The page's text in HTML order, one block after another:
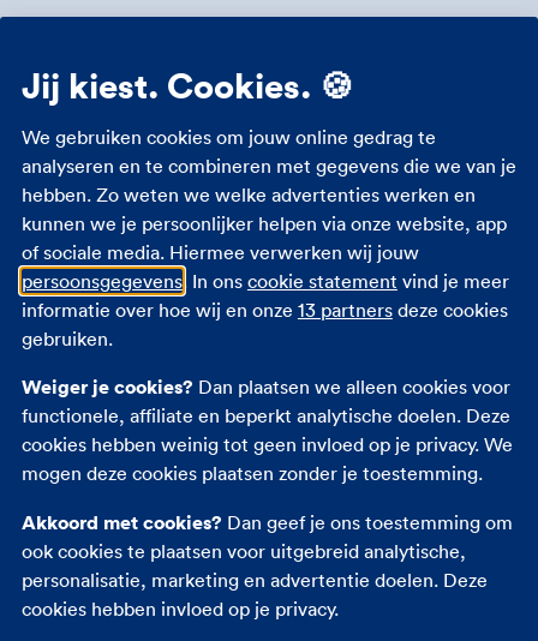
Contact met FBTO
Staat je vraag hier niet tussen? Neem dan contact
met ons op. We helpen je graag.
Spoedeisende hulp nodig?
Bel dan met onze alarmcentrale: +31 (58) 234 56 50
WhatsApp naar 06 82 75 67 58 Meer
Naar alle contactmogelijkheden
Jij kiest. Cookies. 🍪
We gebruiken cookies om jouw online gedrag te
analyseren en te combineren met gegevens die we van je
hebben. Zo weten we welke advertenties werken en
kunnen we je persoonlijker helpen via onze website, app
of sociale media. Hiermee verwerken wij jouw
persoonsgegevens. In ons cookie statement vind je meer
informatie over hoe wij en onze 13 partnersdeze cookies
gebruiken.
Weiger je cookies? Dan plaatsen we alleen cookies voor
functionele, affiliate en beperkt analytische doelen. Deze
cookies hebben weinig tot geen invloed op je privacy. We
mogen deze cookies plaatsen zonder je toestemming.
Akkoord met cookies? Dan geef je ons toestemming om
ook cookies te plaatsen voor uitgebreid analytische,
personalisatie, marketing en advertentie doelen. Deze
cookies hebben invloed op je privacy.